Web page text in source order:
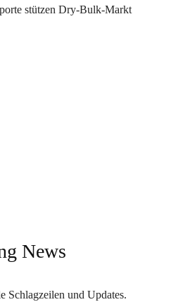
stützen Dry-Bulk-Markt
News
Schlagzeilen und Updates.